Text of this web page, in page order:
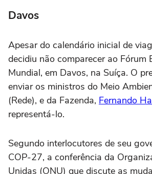
Davos
Apesar do calendário inicial de
decidiu não comparecer ao Fórum
Mundial, em Davos, na Suíça. O
enviar os ministros do Meio
(Rede), e da Fazenda, Fernando
representá-lo.
Segundo interlocutores de seu
COP-27, a conferência da
Unidas (ONU) que discute as